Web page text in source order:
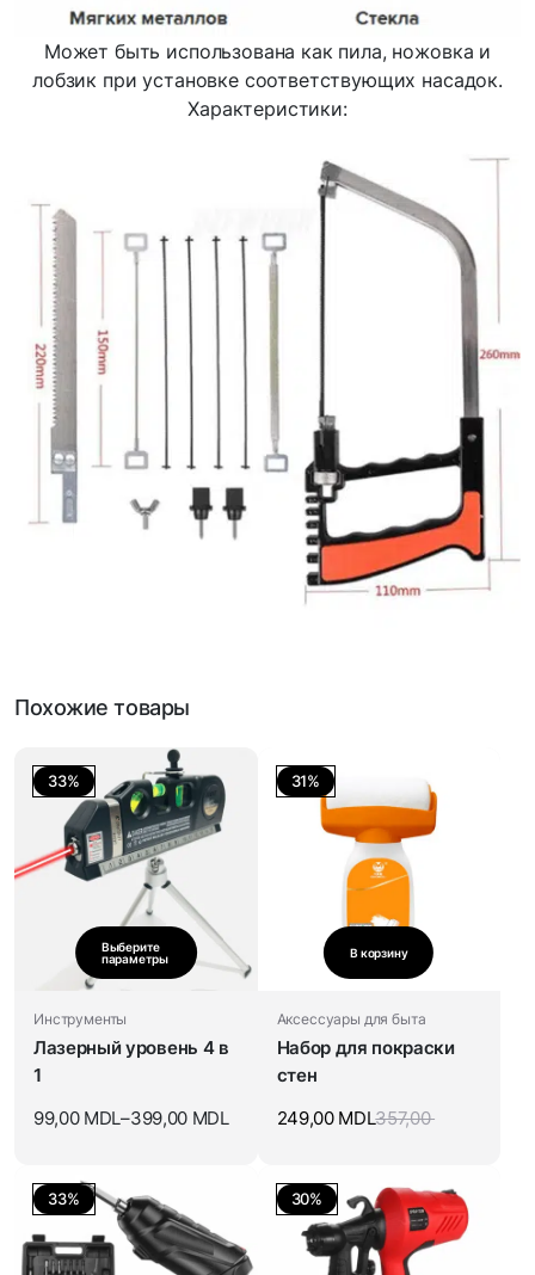
Может быть использована как пила, ножовка и
лобзик при установке соответствующих насадок.
Характеристики:
Похожие товары
33%
Выберите
параметры
Инструменты
Лазерный уровень 4 в
1
99,00 MDL–399,00 MDL
31%
В корзину
Аксессуары для быта
Набор для покраски
стен
357,00
249,00 MDL
33% 30%